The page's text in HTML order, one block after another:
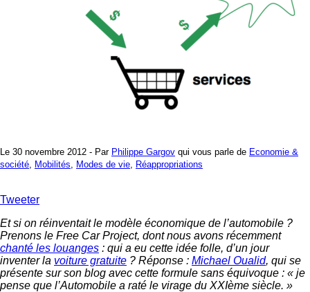
Le 30 novembre 2012 - Par Philippe Gargov qui vous parle de Economie &
société Mobilités Modes de vie Réappropriations
Tweeter
Et si on réinventait le modèle économique de l’automobile ?
Prenons le Free Car Project, dont nous avons récemment
chanté les louanges : qui a eu cette idée folle, d’un jour
inventer la voiture gratuite ? Réponse : Michael Oualid, qui se
présente sur son blog avec cette formule sans équivoque : « je
pense que l’Automobile a raté le virage du XXIème siècle. »